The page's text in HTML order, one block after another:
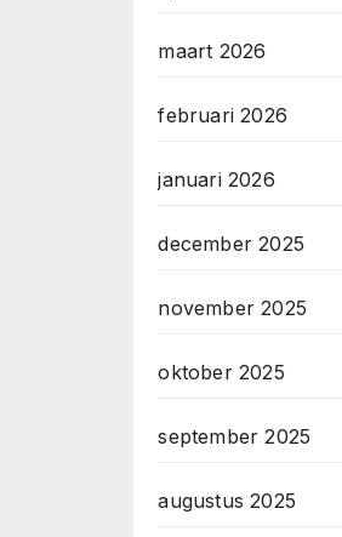
maart 2026
februari 2026
januari 2026
december 2025
november 2025
oktober 2025
september 2025
augustus 2025